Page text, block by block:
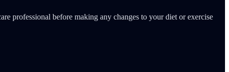
professional before making any changes to your diet or exercise